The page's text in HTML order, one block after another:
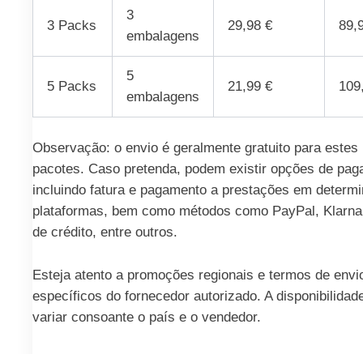
3 Packs
3
embalagens
29,98 €
5 Packs
5
embalagens
21,99 €
Observação: o envio é geralmente gratuito para estes
pacotes. Caso pretenda, podem existir opções de
incluindo fatura e pagamento a prestações em
plataformas, bem como métodos como PayPal,
de crédito, entre outros.
Esteja atento a promoções regionais e termos de
específicos do fornecedor autorizado. A
variar consoante o país e o vendedor.